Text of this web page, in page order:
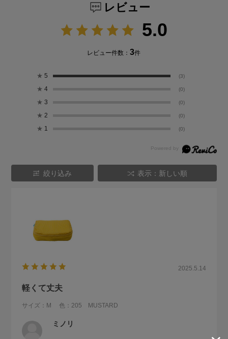
レビュー
5.0
レビュー件数：3件
★ 5 (3)
★ 4 (0)
★ 3 (0)
★ 2 (0)
★ 1 (0)
絞り込み 表示：新しい順
2025.5.14
軽くて丈夫
サイズ：M 色：205 MUSTARD
ミノリ